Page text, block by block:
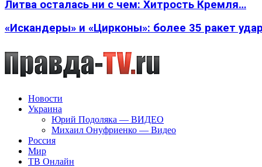
Литва осталась ни с чем: Хитрость Кремля…
«Искандеры» и «Цирконы»: более 35 ракет
Новости
Украина
Юрий Подоляка — ВИДЕО
Михаил Онуфриенко — Видео
Россия
Мир
ТВ Онлайн